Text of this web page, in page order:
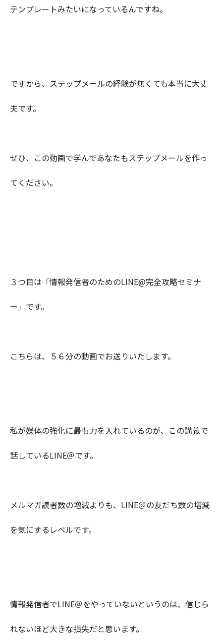
テンプレートみたいになっているんですね。
ですから、ステップメールの経験が無くても本当に大丈
夫です。
ぜひ、この動画で学んであなたもステップメールを作っ
てください。
３つ目は「情報発信者のためのLINE@完全攻略セミナ
ー」です。
こちらは、５６分の動画でお送りいたします。
私が媒体の強化に最も力を入れているのが、この講義で
話しているLINE＠です。
メルマガ読者数の増減よりも、LINE＠の友だち数の増減
を気にするレベルです。
情報発信者でLINE＠をやっていないというのは、信じら
れないほど大きな損失だと思います。